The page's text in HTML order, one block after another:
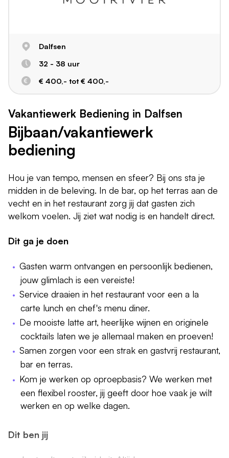
Dalfsen
32 - 38 uur
€ 400,- tot € 400,-
Vakantiewerk Bediening in Dalfsen
Bijbaan/vakantiewerk
bediening
Hou je van tempo, mensen en sfeer? Bij ons sta je
midden in de beleving. In de bar, op het terras aan de
vecht en in het restaurant zorg jij dat gasten zich
welkom voelen. Jij ziet wat nodig is en handelt direct.
Dit ga je doen
Gasten warm ontvangen en persoonlijk bedienen,
jouw glimlach is een vereiste!
Service draaien in het restaurant voor een a la
carte lunch en chef's menu diner.
De mooiste latte art, heerlijke wijnen en originele
cocktails laten we je allemaal maken en proeven!
Samen zorgen voor een strak en gastvrij restaurant,
bar en terras.
Kom je werken op oproepbasis? We werken met
een flexibel rooster, jij geeft door hoe vaak je wilt
werken en op welke dagen.
Dit ben jij